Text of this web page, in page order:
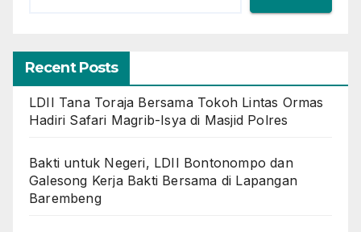
Recent Posts
LDII Tana Toraja Bersama Tokoh Lintas Ormas
Hadiri Safari Magrib-Isya di Masjid Polres
Bakti untuk Negeri, LDII Bontonompo dan
Galesong Kerja Bakti Bersama di Lapangan
Barembeng